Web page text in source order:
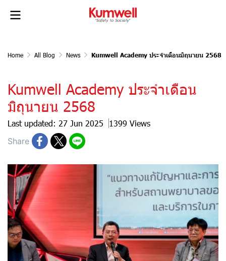
Home All Blog News Kumwell Academy ประจำเดือนมิถุนายน 2568
Kumwell Academy ประจำเดือน
มิถุนายน 2568
Last updated: 27 Jun 2025 1399 Views
Share